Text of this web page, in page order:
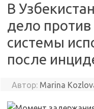
В
дело против
системы
после
Автор: Marina